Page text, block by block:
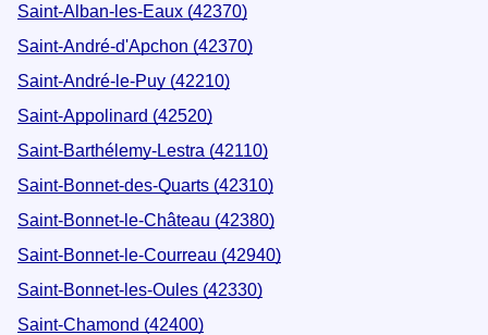
Saint-Alban-les-Eaux (42370)
Saint-André-d'Apchon (42370)
Saint-André-le-Puy (42210)
Saint-Appolinard (42520)
Saint-Barthélemy-Lestra (42110)
Saint-Bonnet-des-Quarts (42310)
Saint-Bonnet-le-Château (42380)
Saint-Bonnet-le-Courreau (42940)
Saint-Bonnet-les-Oules (42330)
Saint-Chamond (42400)